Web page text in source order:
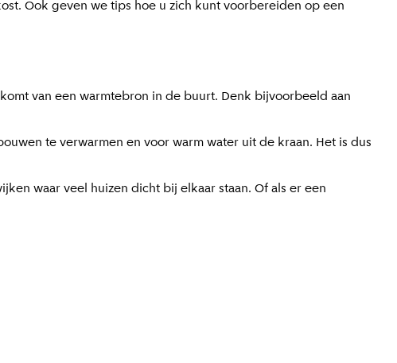
Ook geven we tips hoe u zich kunt voorbereiden op een
van een warmtebron in de buurt. Denk bijvoorbeeld aan
te verwarmen en voor warm water uit de kraan. Het is dus
waar veel huizen dicht bij elkaar staan. Of als er een